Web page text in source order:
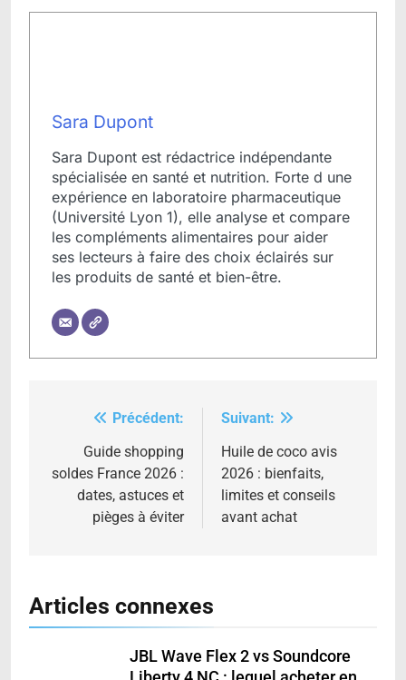
Sara Dupont
Sara Dupont est rédactrice indépendante
spécialisée en santé et nutrition. Forte d une
expérience en laboratoire pharmaceutique
(Université Lyon 1), elle analyse et compare
les compléments alimentaires pour aider
ses lecteurs à faire des choix éclairés sur
les produits de santé et bien-être.
Navigation
l’article
Précédent:
Guide shopping
soldes France 2026 :
dates, astuces et
pièges à éviter
Suivant:
Huile de coco avis
2026 : bienfaits,
limites et conseils
avant achat
Articles connexes
JBL Wave Flex 2 vs Soundcore